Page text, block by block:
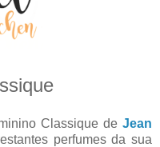
Classique de Jean
perfumes da sua